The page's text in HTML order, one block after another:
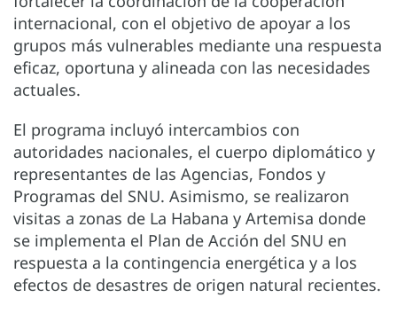
internacional, con el objetivo de apoyar a los
grupos más vulnerables mediante una respuesta
eficaz, oportuna y alineada con las necesidades
actuales.
El programa incluyó intercambios con
autoridades nacionales, el cuerpo diplomático y
representantes de las Agencias, Fondos y
Programas del SNU. Asimismo, se realizaron
visitas a zonas de La Habana y Artemisa donde
se implementa el Plan de Acción del SNU en
respuesta a la contingencia energética y a los
efectos de desastres de origen natural recientes.